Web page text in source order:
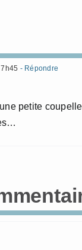
- Répondre
petite